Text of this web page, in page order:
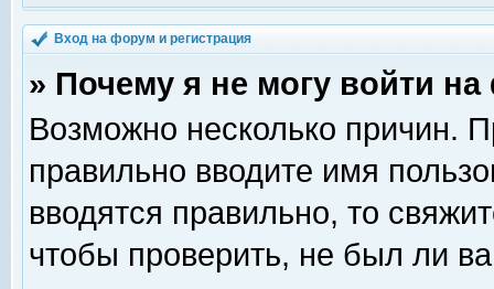
Вход на форум и регистрация
» Почему я не могу войти
Возможно несколько причин.
правильно вводите имя
вводятся правильно, то
чтобы проверить, не был ли